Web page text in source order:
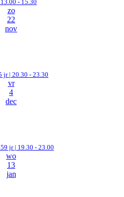
13.00 - 15.30
zo
22
nov
jr | 20.30 - 23.30
vr
4
dec
jr | 19.30 - 23.00
wo
13
jan